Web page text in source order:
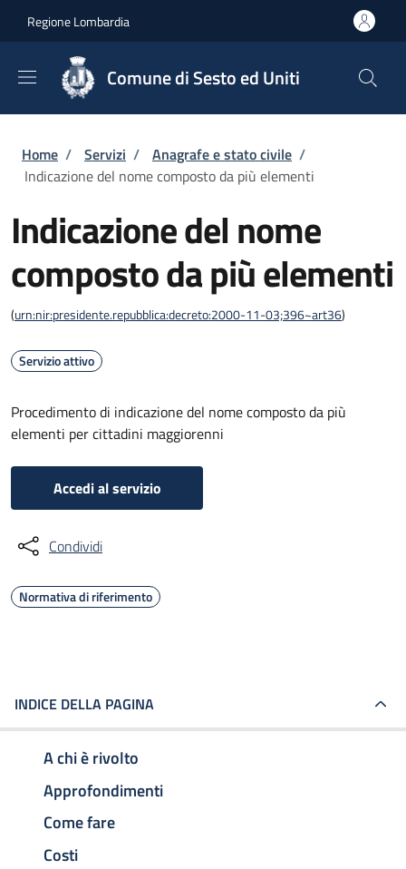
Regione Lombardia
Comune di Sesto ed Uniti
Briciole di pane
Home / Servizi / Anagrafe e stato civile /
Indicazione del nome composto da più elementi
Indicazione del nome
composto da più elementi
(urn:nir:presidente.repubblica:decreto:2000-11-03;396~art36)
Servizio attivo
Procedimento di indicazione del nome composto da più
elementi per cittadini maggiorenni
Accedi al servizio
Condividi
Normativa di riferimento
INDICE DELLA PAGINA
A chi è rivolto
Approfondimenti
Come fare
Costi